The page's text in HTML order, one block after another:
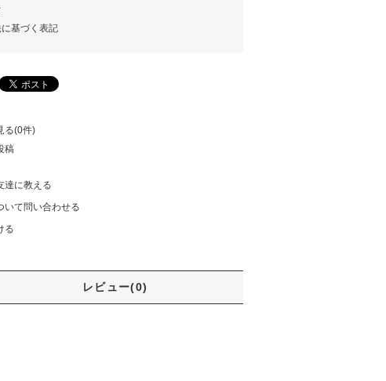
基づく表記
る(0件)
稿
達に教える
いて問い合わせる
る
レビュー(0)